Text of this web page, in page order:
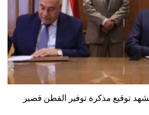
توقيع مذكرة توفير القطن قصير